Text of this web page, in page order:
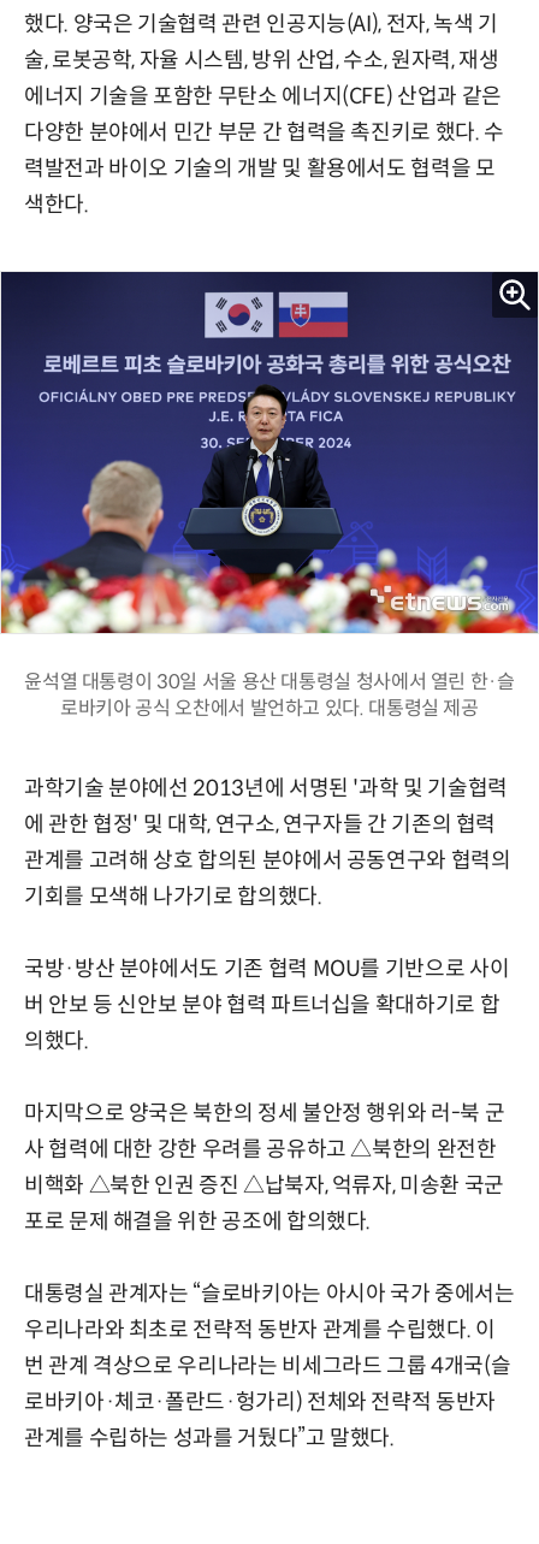
했다. 양국은 기술협력 관련 인공지능(AI), 전자, 녹색 기
술, 로봇공학, 자율 시스템, 방위 산업, 수소, 원자력, 재생
에너지 기술을 포함한 무탄소 에너지(CFE) 산업과 같은
다양한 분야에서 민간 부문 간 협력을 촉진키로 했다. 수
력발전과 바이오 기술의 개발 및 활용에서도 협력을 모
색한다.
윤석열 대통령이 30일 서울 용산 대통령실 청사에서 열린 한·슬
로바키아 공식 오찬에서 발언하고 있다. 대통령실 제공
과학기술 분야에선 2013년에 서명된 '과학 및 기술협력
에 관한 협정' 및 대학, 연구소, 연구자들 간 기존의 협력
관계를 고려해 상호 합의된 분야에서 공동연구와 협력의
기회를 모색해 나가기로 합의했다.
국방·방산 분야에서도 기존 협력 MOU를 기반으로 사이
버 안보 등 신안보 분야 협력 파트너십을 확대하기로 합
의했다.
마지막으로 양국은 북한의 정세 불안정 행위와 러-북 군
사 협력에 대한 강한 우려를 공유하고 △북한의 완전한
비핵화 △북한 인권 증진 △납북자, 억류자, 미송환 국군
포로 문제 해결을 위한 공조에 합의했다.
대통령실 관계자는 “슬로바키아는 아시아 국가 중에서는
우리나라와 최초로 전략적 동반자 관계를 수립했다. 이
번 관계 격상으로 우리나라는 비세그라드 그룹 4개국(슬
로바키아·체코·폴란드·헝가리) 전체와 전략적 동반자
관계를 수립하는 성과를 거뒀다”고 말했다.